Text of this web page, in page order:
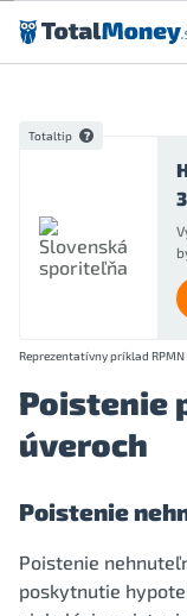
Preskočiť na obsah
Totaltip
Reprezentatívny príklad RPMN
Poistenie
úveroch
Poistenie
Poistenie
poskytnutie